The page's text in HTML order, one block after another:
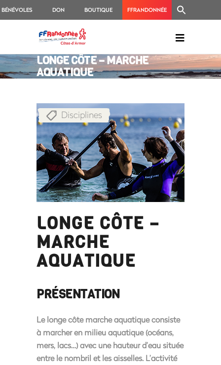
BÉNÉVOLES DON BOUTIQUE FFRANDONNÉE
LONGE CÔTE – MARCHE
AQUATIQUE
Disciplines
LONGE CÔTE –
MARCHE
AQUATIQUE
PRÉSENTATION
Le longe côte marche aquatique consiste
à marcher en milieu aquatique (océans,
mers, lacs…) avec une hauteur d’eau située
entre le nombril et les aisselles. L’activité